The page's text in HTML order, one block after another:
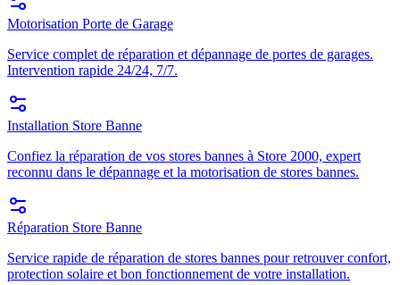
Motorisation Porte de Garage
Service complet de réparation et dépannage de portes de garages.
Intervention rapide 24/24, 7/7.
Installation Store Banne
Confiez la réparation de vos stores bannes à Store 2000, expert
reconnu dans le dépannage et la motorisation de stores bannes.
Réparation Store Banne
Service rapide de réparation de stores bannes pour retrouver confort,
protection solaire et bon fonctionnement de votre installation.